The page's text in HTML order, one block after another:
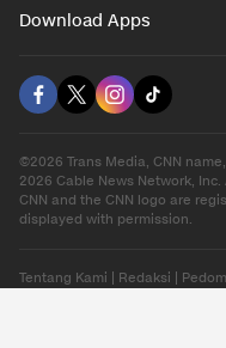
Download Apps
©2026 Trans Media, CNN
2026 Cable News Network,
CNN and the CNN logo are
displayed with permission.
Tentang Kami Redaksi